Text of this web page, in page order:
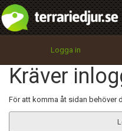
Logga in
Kräver
För att komma åt sidan behöver
integritetspolicy
Namn:
Epost:
Begär nytt lösenord